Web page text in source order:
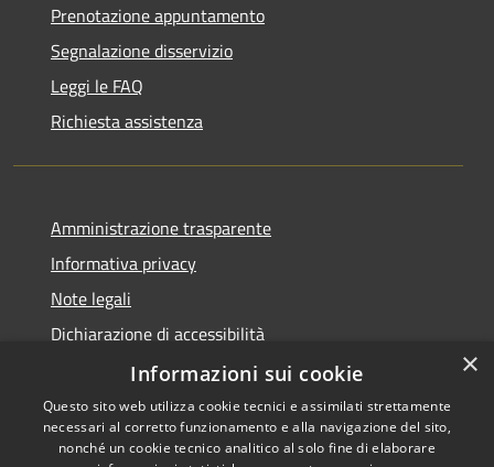
Prenotazione appuntamento
Segnalazione disservizio
Leggi le FAQ
Richiesta assistenza
Amministrazione trasparente
Informativa privacy
Note legali
Dichiarazione di accessibilità
Piano di miglioramento dei servizi
×
Informazioni sui cookie
Questo sito web utilizza cookie tecnici e assimilati strettamente
necessari al corretto funzionamento e alla navigazione del sito,
nonché un cookie tecnico analitico al solo fine di elaborare